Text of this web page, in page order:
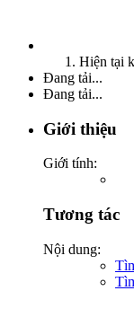
Hiện tại
Đang tải...
Đang tải...
Giới thiệu
Giới tính:
Tương tác
Nội dung: